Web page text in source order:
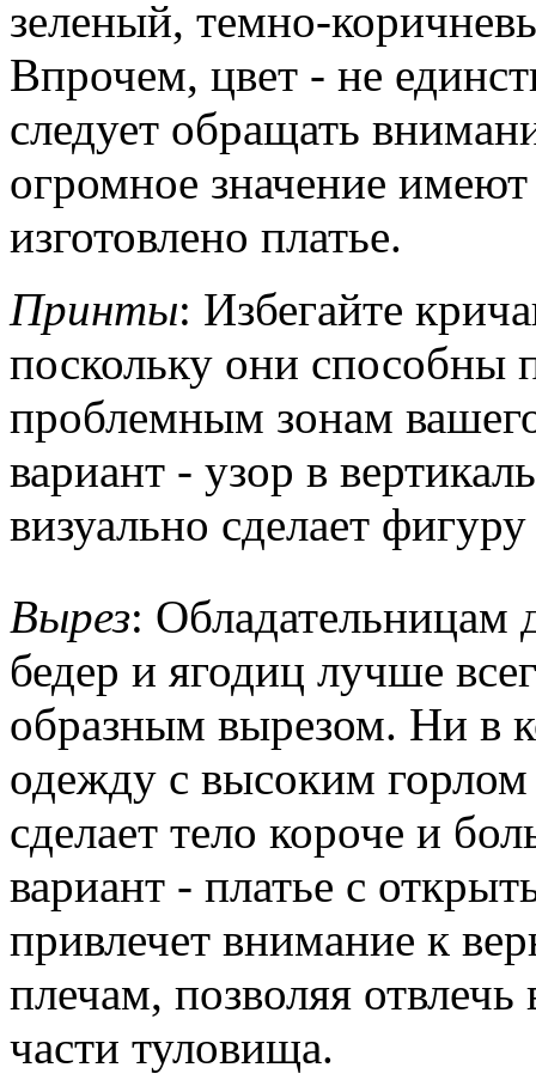
зеленый, темно-
Впрочем, цвет - не
следует обращать
огромное значение
изготовлено платье.
Принты: Избегайте
поскольку они способны
проблемным зонам
вариант - узор в
визуально сделает
Вырез: Обладательницам
бедер и ягодиц лучше
образным вырезом. Ни в
одежду с высоким
сделает тело короче и
вариант - платье с
привлечет внимание к
плечам, позволяя
части туловища.